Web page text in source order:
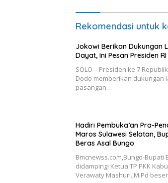
Rekomendasi untuk
Jokowi Berikan Dukungan
Dayat, Ini Pesan Presiden
SOLO – Presiden ke 7
Dodo memberikan dukungan
pasangan…
Hadiri Pembuka’an Pra-
Maros Sulawesi Selatan,
Beras Asal Bungo
Bmcnewss.com,Bungo-Bupati
didampingi Ketua TP PKK
Verawaty Mashuri.,M.Pd